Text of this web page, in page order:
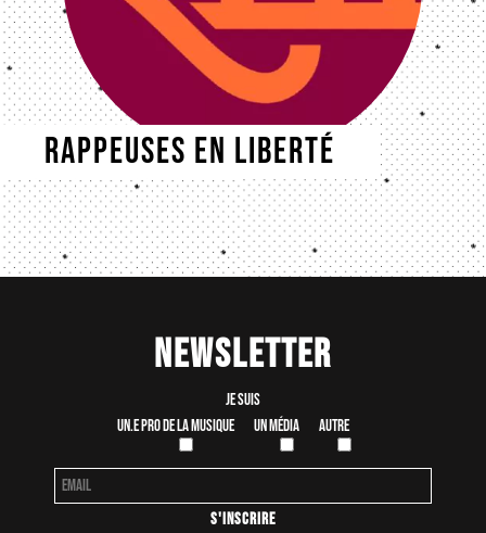
Rappeuses en liberté
Newsletter
Je suis
Un.e pro de la musique
Un média Autre